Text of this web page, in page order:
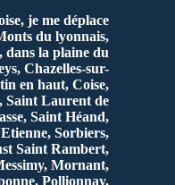
je me déplace
du lyonnais,
dans la plaine du
Chazelles-sur-
en haut, Coise,
Saint Laurent de
Saint Héand,
Sorbiers,
Saint Rambert,
Mornant,
Pollionnay,